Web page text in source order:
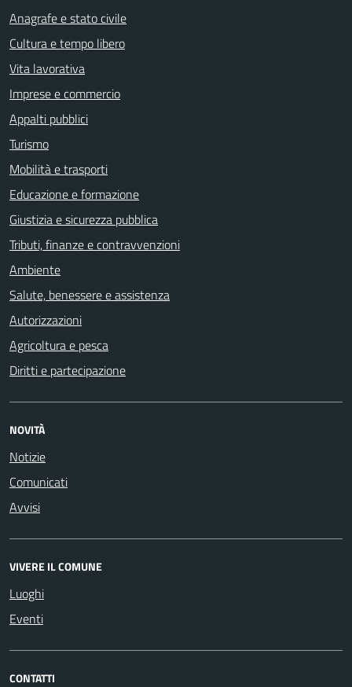
Anagrafe e stato civile
Cultura e tempo libero
Vita lavorativa
Imprese e commercio
Appalti pubblici
Turismo
Mobilità e trasporti
Educazione e formazione
Giustizia e sicurezza pubblica
Tributi, finanze e contravvenzioni
Ambiente
Salute, benessere e assistenza
Autorizzazioni
Agricoltura e pesca
Diritti e partecipazione
NOVITÀ
Notizie
Comunicati
Avvisi
VIVERE IL COMUNE
Luoghi
Eventi
CONTATTI